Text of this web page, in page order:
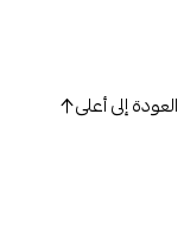
العودة إلى أعلى